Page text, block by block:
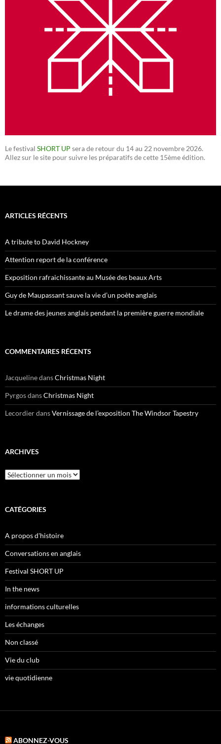
Le festival SHORT UP sera de retour du 14 au 22 novembre 2026.
Allez sur le site pour suivre les préparatifs de cette 15ème édition.
ARTICLES RÉCENTS
A tribute to David Hockney
Attention report de la conférence
Exposition rafraichissante au Musée des beaux Arts
Guy de Maupassant sauve la vie d’un poète anglais
Le drame des jeunes anglais pendant la première guerre mondiale
COMMENTAIRES RÉCENTS
JacquelinedansChristmas Night
PyrgosdansChristmas Night
LecordierdansVernissage de l’exposition The Windsor Tapestry
ARCHIVES
Archives
CATÉGORIES
A propos d'histoire
Conversations en anglais
Festival SHORT UP
In the news
informations culturelles
Les échanges
Non classé
Vie du club
vie quotidienne
ABONNEZ-VOUS